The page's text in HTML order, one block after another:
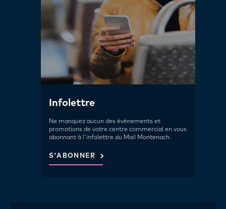
Infolettre
Ne manquez aucun des événements et
promotions de votre centre commercial en vous
abonnant à l'infolettre du Mail Montenach.
S'ABONNER